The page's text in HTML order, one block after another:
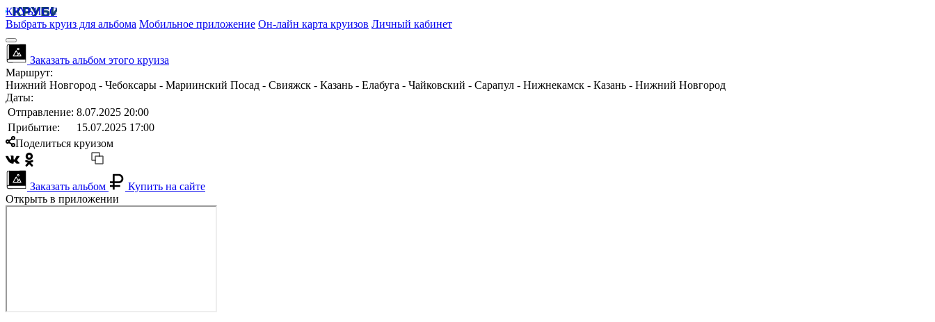
КРУБИСС
Выбрать круиз для альбома Мобильное приложение Он-лайн карта круизов Личный кабинет
Заказать альбом этого круиза
Маршрут:
Нижний Новгород - Чебоксары - Мариинский Посад - Свияжск - Казань - Елабуга - Чайковский - Сарапул - Нижнекамск - Казань - Нижний Новгород
Даты:
Отправление: 8.07.2025 20:00
Прибытие:
15.07.2025 17:00
Поделиться круизом
Заказать альбом
Купить на сайте
Открыть в приложении